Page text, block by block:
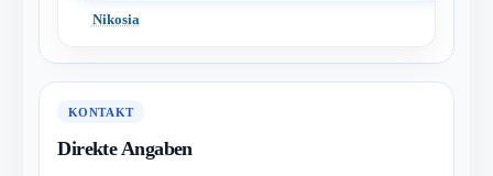
Nikosia
KONTAKT
Direkte Angaben